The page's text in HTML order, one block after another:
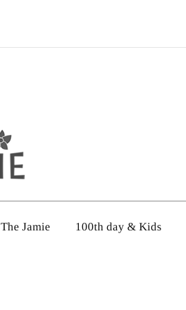
The Jamie 100th day & Kids